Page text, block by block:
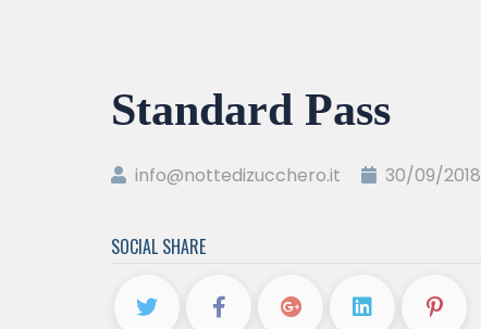
Standard Pass
info@nottedizucchero.it 30/09/2018
SOCIAL SHARE